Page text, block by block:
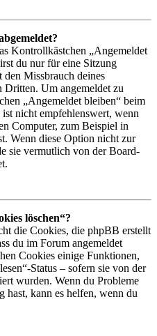
Kontrollkästchen „Angemeldet
du nur für eine Sitzung
den Missbrauch deines
Dritten. Um angemeldet zu
„Angemeldet bleiben“ beim
nicht empfehlenswert, wenn
Computer, zum Beispiel in
Wenn diese Option nicht zur
sie vermutlich von der Board-
löschen“?
die Cookies, die phpBB erstellt
du im Forum angemeldet
Cookies einige Funktionen,
Status – sofern sie von der
wurden. Wenn du Probleme
hast, kann es helfen, wenn du